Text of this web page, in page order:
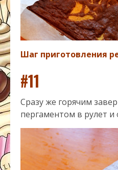
Шаг приготовления
#11
Сразу же горячим
пергаментом в рулет